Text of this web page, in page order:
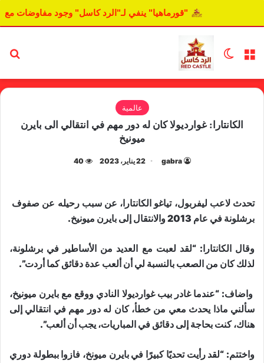
"قورماهيا" ينفي لـ"الرد كاسل" وجود مفاوضات مع
القائمة الوضع المظلم
عالمية
الكانتارا: غوارديولا كان له دور مهم في انتقالي الى بايرن
ميونيخ
gabra 22 يناير، 2023 40
تحدث لاعب ليفربول، تياغو ​الكانتارا​، عن سبب رحيله عن صفوف ​
برشلونة​ في عام 2013 والانتقال إلى ​بايرن ميونيخ​.
وقال الكانتارا: “لقد لعبت مع العديد من الأساطير في برشلونة،
لذلك كان من الصعب بالنسبة لي أن ألعب عدة دقائق كما أردت”.
واضاف: “عندما غادر بيب ​غوارديولا​ النادي ووقع مع بايرن ميونيخ،
سألني ماذا يحدث معي من خطأ، كان له دور مهم في انتقالي إلى
هناك، كنت بحاجة إلى دقائق في المباريات، يجب أن ألعب”.
واختتم: “لقد رأيت تحديًا كبيرًا في بايرن ميونخ، فازوا ببطولة دوري